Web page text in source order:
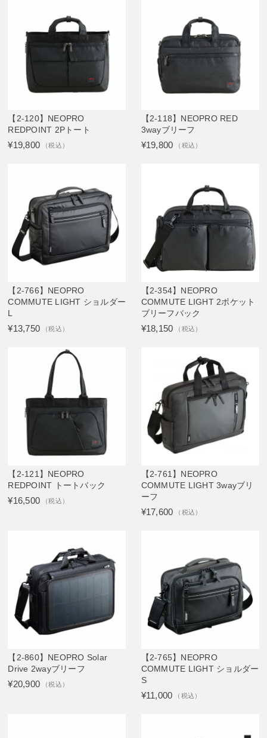
【2-120】NEOPRO
REDPOINT 2Pトート
¥19,800 （税込）
【2-118】NEOPRO RED
3wayブリーフ
¥19,800 （税込）
【2-766】NEOPRO
COMMUTE LIGHT ショルダー
L
¥13,750 （税込）
【2-354】NEOPRO
COMMUTE LIGHT 2ポケット
ブリーフバック
¥18,150 （税込）
【2-121】NEOPRO
REDPOINT トートバック
¥16,500 （税込）
【2-761】NEOPRO
COMMUTE LIGHT 3wayブリ
ーフ
¥17,600 （税込）
【2-860】NEOPRO Solar
Drive 2wayブリーフ
¥20,900 （税込）
【2-765】NEOPRO
COMMUTE LIGHT ショルダー
S
¥11,000 （税込）